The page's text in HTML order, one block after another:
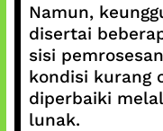
Namun,
disertai
sisi
kondisi kurang
diperbaiki
lunak.